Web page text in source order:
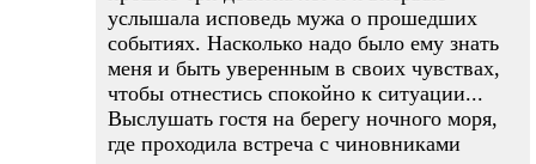
услышала исповедь мужа о прошедших
событиях. Насколько надо было ему знать
меня и быть уверенным в своих чувствах,
чтобы отнестись спокойно к ситуации...
Выслушать гостя на берегу ночного моря,
где проходила встреча с чиновниками